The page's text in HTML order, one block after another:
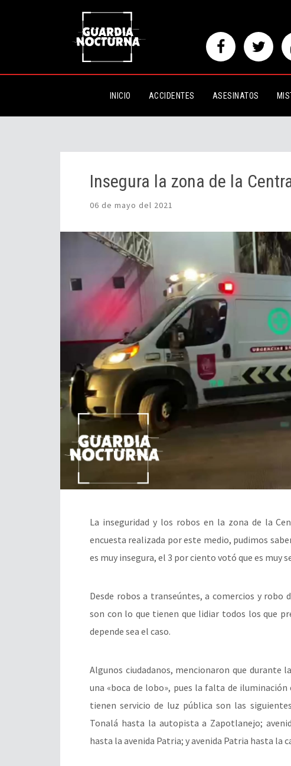
INICIO ACCIDENTES ASESINATOS
Insegura la zona de la Central Nueva:
Insegura la zona de la
06 de mayo del 2021
La inseguridad y los robos en la zona de la
encuesta realizada por este medio, pudimos
es muy insegura, el 3 por ciento votó que es muy
Desde robos a transeúntes, a comercios y
son con lo que tienen que lidiar todos los que
depende sea el caso.
Algunos ciudadanos, mencionaron que durante
una «boca de lobo», pues la falta de
tienen servicio de luz pública son las
Tonalá hasta la autopista a Zapotlanejo;
hasta la avenida Patria; y avenida Patria hasta la